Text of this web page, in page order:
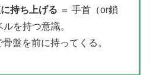
持ち上げる ＝ 手首（or鎖
を持つ意識。
盤を前に持ってくる。